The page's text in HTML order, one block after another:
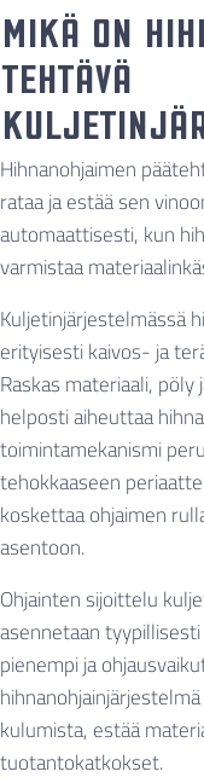
Mikä on
tehtävä
Hihnanohjaimen
rataa ja estää sen
automaattisesti, kun
varmistaa
Kuljetinjärjestelmässä
erityisesti kaivos- ja
Raskas materiaali,
helposti aiheuttaa
toimintamekanismi
tehokkaaseen
koskettaa ohjaimen
asentoon.
Ohjainten sijoittelu
asennetaan
pienempi ja
kulumista, estää
tuotantokatkokset.